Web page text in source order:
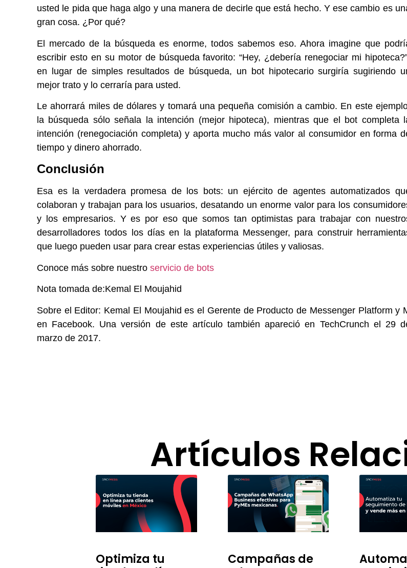
usted le pida que haga algo y una manera de decirle que está hecho. Y ese cambio es
gran cosa. ¿Por qué?
El mercado de la búsqueda es enorme, todos sabemos eso. Ahora imagine que
escribir esto en su motor de búsqueda favorito: “Hey, ¿debería renegociar mi
en lugar de simples resultados de búsqueda, un bot hipotecario surgiría sugiriendo
mejor trato y lo cerraría para usted.
Le ahorrará miles de dólares y tomará una pequeña comisión a cambio. En este
la búsqueda sólo señala la intención (mejor hipoteca), mientras que el bot completa
intención (renegociación completa) y aporta mucho más valor al consumidor en forma
tiempo y dinero ahorrado.
Conclusión
Esa es la verdadera promesa de los bots: un ejército de agentes automatizados
colaboran y trabajan para los usuarios, desatando un enorme valor para los
y los empresarios. Y es por eso que somos tan optimistas para trabajar con
desarrolladores todos los días en la plataforma Messenger, para construir
que luego pueden usar para crear estas experiencias útiles y valiosas.
Conoce más sobre nuestro servicio de bots
Nota tomada de:Kemal El Moujahid
Sobre el Editor: Kemal El Moujahid es el Gerente de Producto de Messenger Platform y
en Facebook. Una versión de este artículo también apareció en TechCrunch el 29
marzo de 2017.
Artículos
Optimiza tu
Campañas de